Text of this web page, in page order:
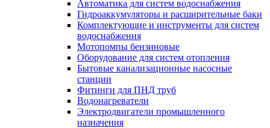
Автоматика для систем водоснабжения
Гидроаккумуляторы и расширительные баки
Комплектующие и инструменты для систем
водоснабжения
Мотопомпы бензиновые
Оборудование для систем отопления
Бытовые канализационные насосные
станции
Фитинги для ПНД труб
Водонагреватели
Электродвигатели промышленного
назначения